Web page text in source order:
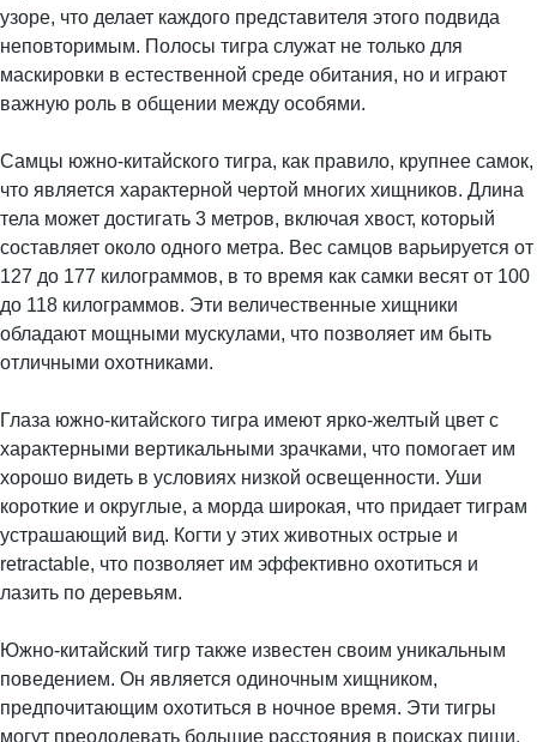
узоре, что делает каждого представителя этого подвида
неповторимым. Полосы тигра служат не только для
маскировки в естественной среде обитания, но и играют
важную роль в общении между особями.
Самцы южно-китайского тигра, как правило, крупнее самок,
что является характерной чертой многих хищников. Длина
тела может достигать 3 метров, включая хвост, который
составляет около одного метра. Вес самцов варьируется от
127 до 177 килограммов, в то время как самки весят от 100
до 118 килограммов. Эти величественные хищники
обладают мощными мускулами, что позволяет им быть
отличными охотниками.
Глаза южно-китайского тигра имеют ярко-желтый цвет с
характерными вертикальными зрачками, что помогает им
хорошо видеть в условиях низкой освещенности. Уши
короткие и округлые, а морда широкая, что придает тиграм
устрашающий вид. Когти у этих животных острые и
retractable, что позволяет им эффективно охотиться и
лазить по деревьям.
Южно-китайский тигр также известен своим уникальным
поведением. Он является одиночным хищником,
предпочитающим охотиться в ночное время. Эти тигры
могут преодолевать большие расстояния в поисках пищи,